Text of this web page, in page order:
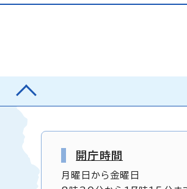
開庁時間
月曜日から金曜日